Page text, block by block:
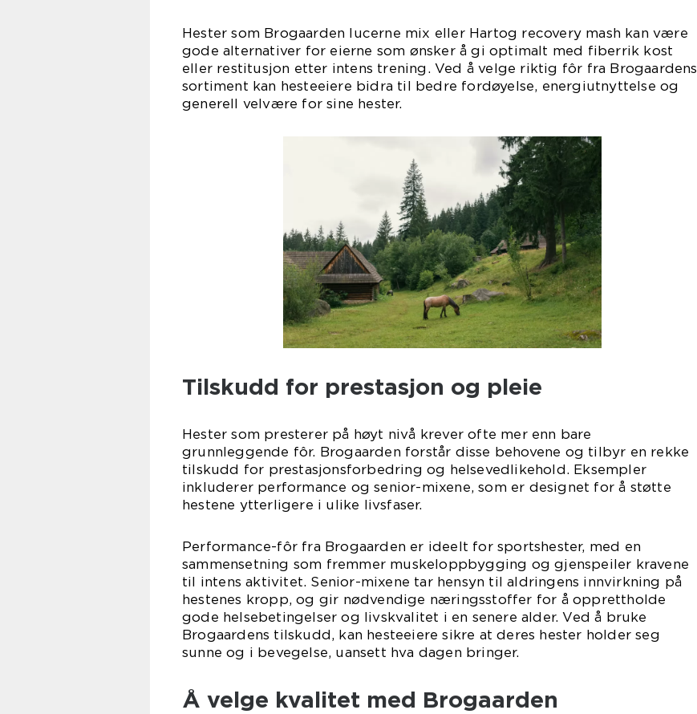
Hester som Brogaarden lucerne mix eller Hartog recovery mash kan være
gode alternativer for eierne som ønsker å gi optimalt med fiberrik kost
eller restitusjon etter intens trening. Ved å velge riktig fôr fra Brogaardens
sortiment kan hesteeiere bidra til bedre fordøyelse, energiutnyttelse og
generell velvære for sine hester.
Tilskudd for prestasjon og pleie
Hester som presterer på høyt nivå krever ofte mer enn bare
grunnleggende fôr. Brogaarden forstår disse behovene og tilbyr en rekke
tilskudd for prestasjonsforbedring og helsevedlikehold. Eksempler
inkluderer performance og senior-mixene, som er designet for å støtte
hestene ytterligere i ulike livsfaser.
Performance-fôr fra Brogaarden er ideelt for sportshester, med en
sammensetning som fremmer muskeloppbygging og gjenspeiler kravene
til intens aktivitet. Senior-mixene tar hensyn til aldringens innvirkning på
hestenes kropp, og gir nødvendige næringsstoffer for å opprettholde
gode helsebetingelser og livskvalitet i en senere alder. Ved å bruke
Brogaardens tilskudd, kan hesteeiere sikre at deres hester holder seg
sunne og i bevegelse, uansett hva dagen bringer.
Å velge kvalitet med Brogaarden